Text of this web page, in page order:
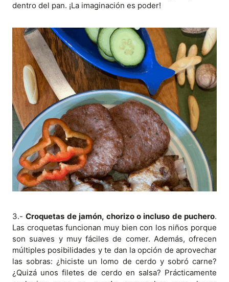
dentro del pan. ¡La imaginación es poder!
3.-Croquetas de jamón, chorizo o incluso de puchero.
Las croquetas funcionan muy bien con los niños porque
son suaves y muy fáciles de comer. Además, ofrecen
múltiples posibilidades y te dan la opción de aprovechar
las sobras: ¿hiciste un lomo de cerdo y sobró carne?
¿Quizá unos filetes de cerdo en salsa? Prácticamente